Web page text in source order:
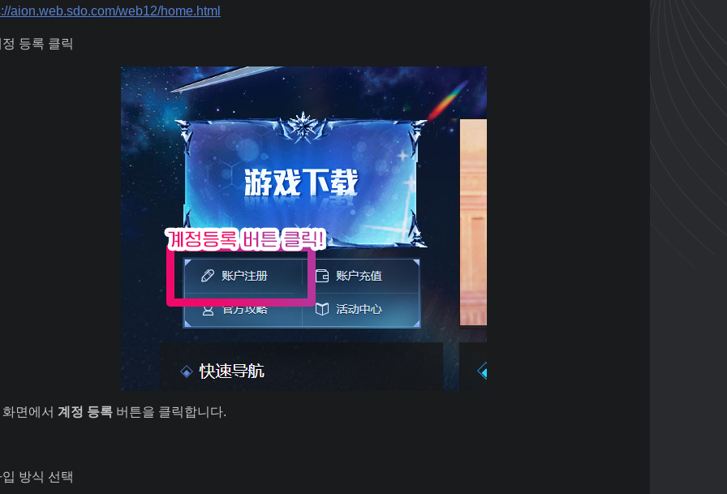
aion.web.sdo.com/web12/home.html
등록 클릭
면에서 계정 등록 버튼을 클릭합니다.
방식 선택